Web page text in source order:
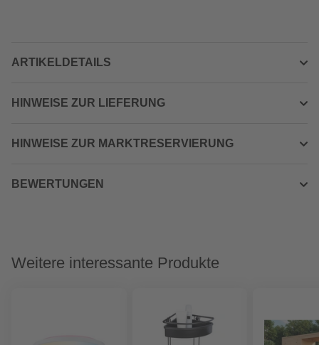
ARTIKELDETAILS
HINWEISE ZUR LIEFERUNG
HINWEISE ZUR MARKTRESERVIERUNG
BEWERTUNGEN
Weitere interessante Produkte